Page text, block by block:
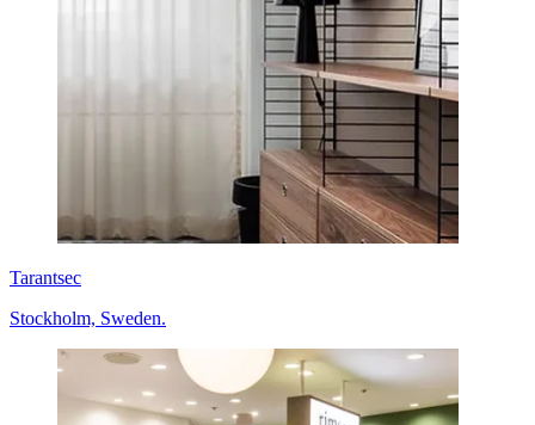
Tarantsec
Stockholm, Sweden.